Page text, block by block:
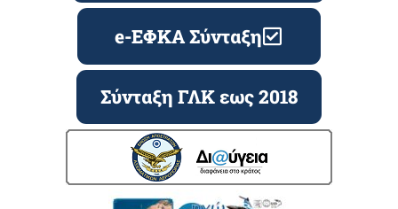
e-ΕΦΚΑ Σύνταξη
Σύνταξη ΓΛΚ εως 2018